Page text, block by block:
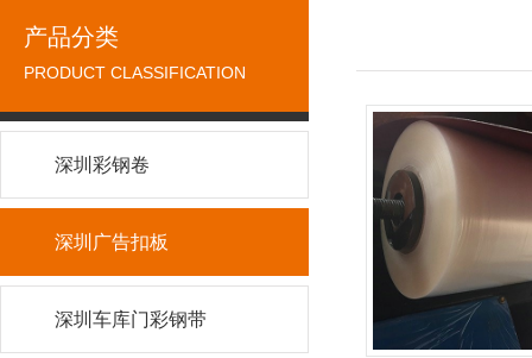
产品分类
PRODUCT CLASSIFICATION
深圳彩钢卷
深圳广告扣板
深圳车库门彩钢带